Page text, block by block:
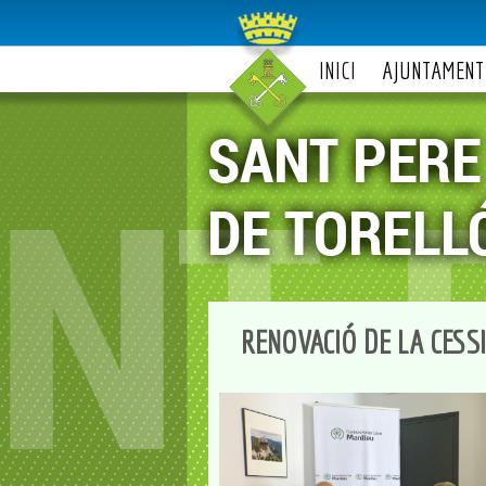
INICI AJUNTAMENT
RENOVACIÓ DE LA